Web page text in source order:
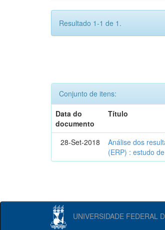
Resultado 1-1 de 1.
Conjunto de itens:
Data do
documento
Título
28-Set-2018
Análise dos
(ERP) : estudo
UNIVERSIDADE FEDERAL